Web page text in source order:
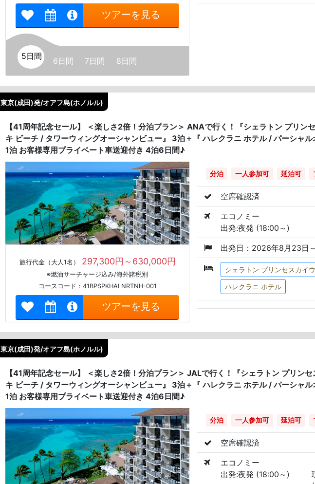
ツアーを見る
5日間 6日間 7日間 8日間
東京(成田)発/オアフ島(ホノルル)
【41周年記念セール】 ＜楽しさ2倍！分泊プラン＞ ANAで行く！『シェラトン プリン
キ ビーチ / タワーウィングオーシャンビュー』 3泊＋『 ハレクラニ ホテル / パーシャル
1泊 お客様専用プライベート車送迎付き 4泊6日間♪
旅行代金（大人1名） 297,300円～630,000円
※燃油サーチャージ込み/海外諸税別
コースコード：41BPSPKHALNRTNH-001
ツアーを見る
分泊 一人参加可 延泊可
空席確認済
エコノミー
出発:夜発 (18:00～)
出発日：2026年8月23日
シェラトン プリンセスカイ
ハレクラニ ホテル
東京(成田)発/オアフ島(ホノルル)
【41周年記念セール】 ＜楽しさ2倍！分泊プラン＞ JALで行く！『シェラトン プリン
キ ビーチ / タワーウィングオーシャンビュー』 3泊＋『 ハレクラニ ホテル / パーシャル
1泊 お客様専用プライベート車送迎付き 4泊6日間♪
分泊 一人参加可 延泊可
空席確認済
エコノミー
出発:夜発 (18:00～)